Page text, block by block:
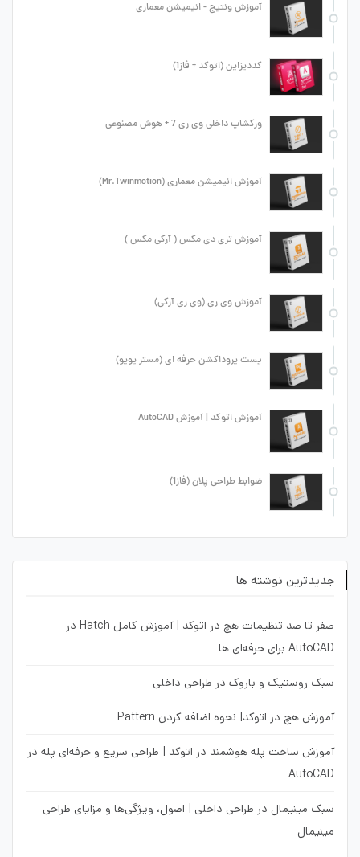
آموزش ونتیج - انیمیشن معماری
کددیزاین (اتوکد + فاز1)
ورکشاپ داخلی وی ری 7 + هوش مصنوعی
آموزش انیمیشن معماری (Mr.Twinmotion)
آموزش تری دی مکس ( آرکی مکس )
آموزش وی ری (وی ری آرکی)
پست پروداکشن حرفه ای (مستر پوپو)
آموزش اتوکد | آموزش AutoCAD
ضوابط طراحی پلان (فاز1)
جدیدترین نوشته ها
صفر تا صد تنظیمات هچ در اتوکد | آموزش کامل Hatch در
AutoCAD برای حرفه‌ای ها
سبک روستیک و باروک در طراحی داخلی
آموزش هچ در اتوکد| نحوه اضافه کردن Pattern
آموزش ساخت پله هوشمند در اتوکد | طراحی سریع و حرفه‌ای پله در
AutoCAD
سبک مینیمال در طراحی داخلی | اصول، ویژگی‌ها و مزایای طراحی
مینیمال